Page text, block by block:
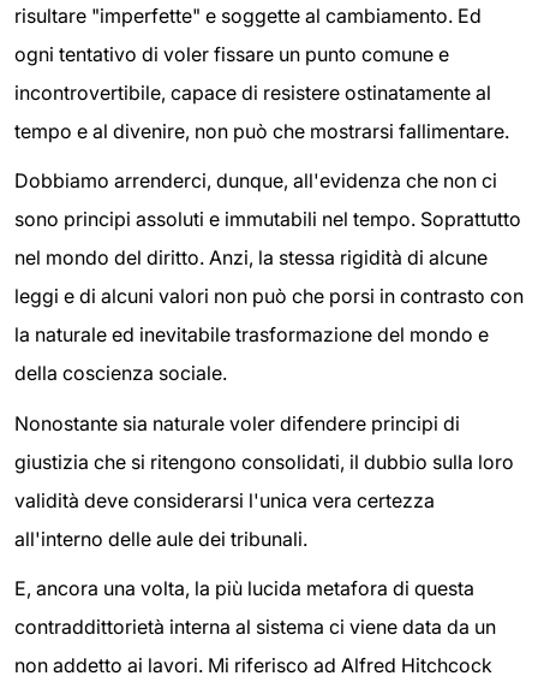
risultare "imperfette" e soggette al cambiamento. Ed
ogni tentativo di voler fissare un punto comune e
incontrovertibile, capace di resistere ostinatamente al
tempo e al divenire, non può che mostrarsi fallimentare.
Dobbiamo arrenderci, dunque, all'evidenza che non ci
sono principi assoluti e immutabili nel tempo. Soprattutto
nel mondo del diritto. Anzi, la stessa rigidità di alcune
leggi e di alcuni valori non può che porsi in contrasto con
la naturale ed inevitabile trasformazione del mondo e
della coscienza sociale.
Nonostante sia naturale voler difendere principi di
giustizia che si ritengono consolidati, il dubbio sulla loro
validità deve considerarsi l'unica vera certezza
all'interno delle aule dei tribunali.
E, ancora una volta, la più lucida metafora di questa
contraddittorietà interna al sistema ci viene data da un
non addetto ai lavori. Mi riferisco ad Alfred Hitchcock